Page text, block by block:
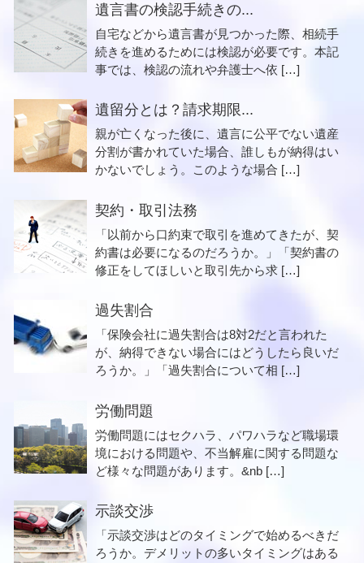
遺言書の検認手続きの...
自宅などから遺言書が見つかった際、相続手
続きを進めるためには検認が必要です。本記
事では、検認の流れや弁護士へ依 […]
遺留分とは？請求期限...
親が亡くなった後に、遺言に公平でない遺産
分割が書かれていた場合、誰しもが納得はい
かないでしょう。このような場合 […]
契約・取引法務
「以前から口約束で取引を進めてきたが、契
約書は必要になるのだろうか。」「契約書の
修正をしてほしいと取引先から求 […]
過失割合
「保険会社に過失割合は8対2だと言われた
が、納得できない場合にはどうしたら良いだ
ろうか。」「過失割合について相 […]
労働問題
労働問題にはセクハラ、パワハラなど職場環
境における問題や、不当解雇に関する問題な
ど様々な問題があります。&nb […]
示談交渉
「示談交渉はどのタイミングで始めるべきだ
ろうか。デメリットの多いタイミングはある